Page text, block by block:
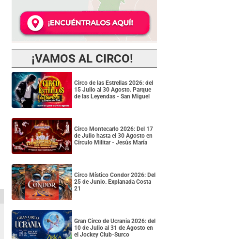
¡VAMOS AL CIRCO!
Circo de las Estrellas 2026: del
15 Julio al 30 Agosto. Parque
de las Leyendas - San Miguel
Circo Montecarlo 2026: Del 17
de Julio hasta el 30 Agosto en
Círculo Militar - Jesús María
Circo Místico Condor 2026: Del
25 de Junio. Explanada Costa
21
Gran Circo de Ucrania 2026: del
10 de Julio al 31 de Agosto en
el Jockey Club-Surco